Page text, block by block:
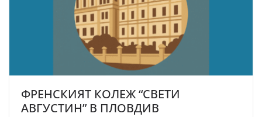
ФРЕНСКИЯТ КОЛЕЖ “СВЕТИ
АВГУСТИН” В ПЛОВДИВ